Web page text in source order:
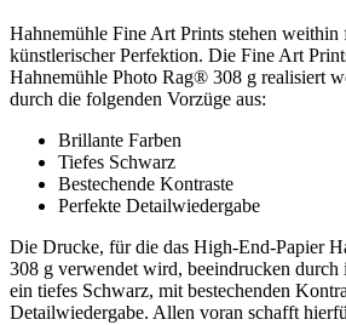
Hahnemühle Fine Art Prints stehen
künstlerischer Perfektion. Die Fine Art
Hahnemühle Photo Rag® 308 g realisiert
durch die folgenden Vorzüge aus:
Brillante Farben
Tiefes Schwarz
Bestechende Kontraste
Perfekte Detailwiedergabe
Die Drucke, für die das High-End-Papier
308 g verwendet wird, beeindrucken durch
ein tiefes Schwarz, mit bestechenden
Detailwiedergabe. Allen voran schafft